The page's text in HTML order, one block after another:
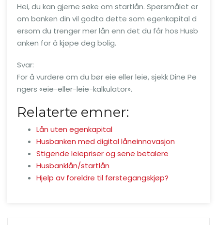
Hei, du kan gjerne søke om startlån. Spørsmålet er
om banken din vil godta dette som egenkapital d
ersom du trenger mer lån enn det du får hos Husb
anken for å kjøpe deg bolig.
Svar:
For å vurdere om du bør eie eller leie, sjekk Dine Pe
ngers «eie-eller-leie-kalkulator».
Relaterte emner:
Lån uten egenkapital
Husbanken med digital låneinnovasjon
Stigende leiepriser og sene betalere
Husbanklån/startlån
Hjelp av foreldre til førstegangskjøp?